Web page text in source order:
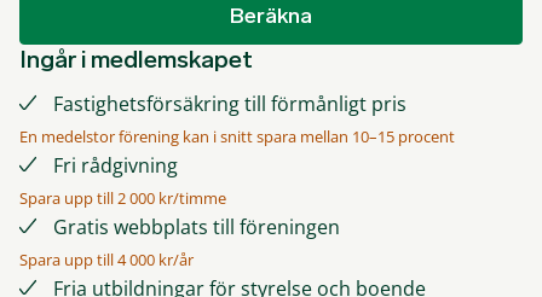
Beräkna
Ingår i medlemskapet
Fastighetsförsäkring till förmånligt pris
En medelstor förening kan i snitt spara mellan 10–15 procent
Fri rådgivning
Spara upp till 2 000 kr/timme
Gratis webbplats till föreningen
Spara upp till 4 000 kr/år
Fria utbildningar för styrelse och boende